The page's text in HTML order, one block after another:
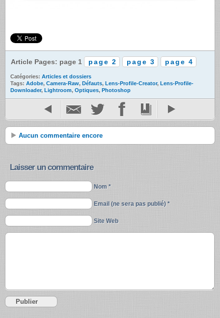
Article Pages: page 1 page 2 page 3 page 4
Catégories: Articles et dossiers
Tags: Adobe, Camera-Raw, Défauts, Lens-Profile-Creator, Lens-Profile-
Downloader, Lightroom, Optiques, Photoshop
Aucun commentaire encore
Laisser un commentaire
Nom *
Email (ne sera pas publié) *
Site Web